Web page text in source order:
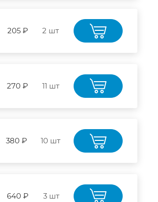
205 ₽ 2 шт
270 ₽ 11 шт
380 ₽ 10 шт
640 ₽ 3 шт